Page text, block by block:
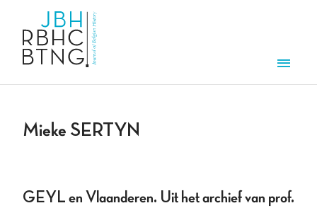
Mieke SERTYN
GEYL en Vlaanderen. Uit het archief van prof.